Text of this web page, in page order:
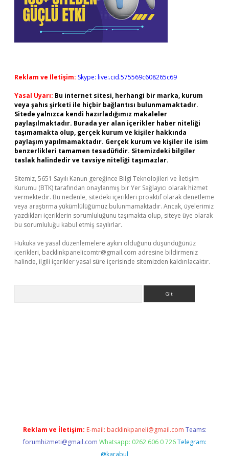
Reklam ve İletişim: Skype: live:.cid.575569c608265c69
Yasal Uyarı: Bu internet sitesi, herhangi bir marka, kurum
veya şahıs şirketi ile hiçbir bağlantısı bulunmamaktadır.
Sitede yalnızca kendi hazırladığımız makaleler
paylaşılmaktadır. Burada yer alan içerikler haber niteliği
taşımamakta olup, gerçek kurum ve kişiler hakkında
paylaşım yapılmamaktadır. Gerçek kurum ve kişiler ile isim
benzerlikleri tamamen tesadüfidir. Sitemizdeki bilgiler
taslak halindedir ve tavsiye niteliği taşımazlar.
Sitemiz, 5651 Sayılı Kanun gereğince Bilgi Teknolojileri ve İletişim
Kurumu (BTK) tarafından onaylanmış bir Yer Sağlayıcı olarak hizmet
vermektedir. Bu nedenle, sitedeki içerikleri proaktif olarak denetleme
veya araştırma yükümlülüğümüz bulunmamaktadır. Ancak, üyelerimiz
yazdıkları içeriklerin sorumluluğunu taşımakta olup, siteye üye olarak
bu sorumluluğu kabul etmiş sayılırlar.
Hukuka ve yasal düzenlemelere aykırı olduğunu düşündüğünüz
içerikleri, backlinkpanelicomtr@gmail.com adresine bildirmeniz
halinde, ilgili içerikler yasal süre içerisinde sitemizden kaldırılacaktır.
Reklam ve İletişim: E-mail: backlinkpaneli@gmail.com Teams:
forumhizmeti@gmail.com Whatsapp: 0262 606 0 726 Telegram:
@karabul